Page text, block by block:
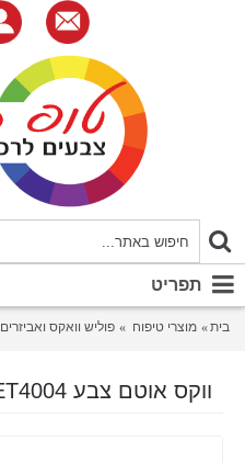
תפריט
בית מוצרי טיפוח פוליש וואקס ואביזרים
ווקס אוטם צבע ET4004